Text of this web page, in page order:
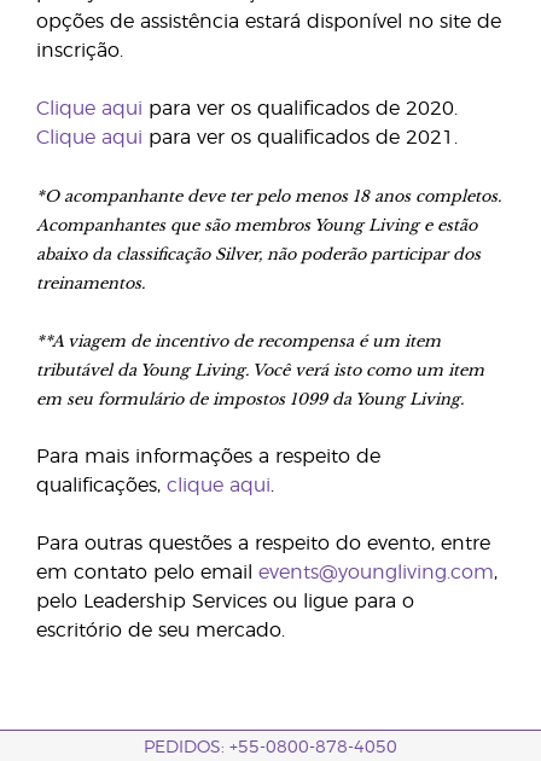
opções de assistência estará disponível no site de
inscrição.
Clique aqui para ver os qualificados de 2020.
Clique aqui para ver os qualificados de 2021.
*O acompanhante deve ter pelo menos 18 anos completos.
Acompanhantes que são membros Young Living e estão
abaixo da classificação Silver, não poderão participar dos
treinamentos.
**A viagem de incentivo de recompensa é um item
tributável da Young Living. Você verá isto como um item
em seu formulário de impostos 1099 da Young Living.
Para mais informações a respeito de
qualificações, clique aqui
Para outras questões a respeito do evento, entre
em contato pelo email events@youngliving.com,
pelo Leadership Services ou ligue para o
escritório de seu mercado.
PEDIDOS: +55-0800-878-4050